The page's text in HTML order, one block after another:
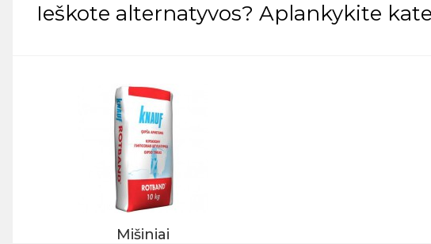
Ieškote alternatyvos? Aplankykite
Mišiniai